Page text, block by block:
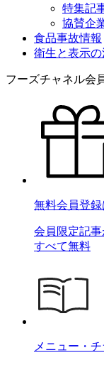
特集記
協賛企
食品事故情報
衛生と表示
フーズチャネル会
無料会員登録
会員限定記
すべて無料
メニュー・